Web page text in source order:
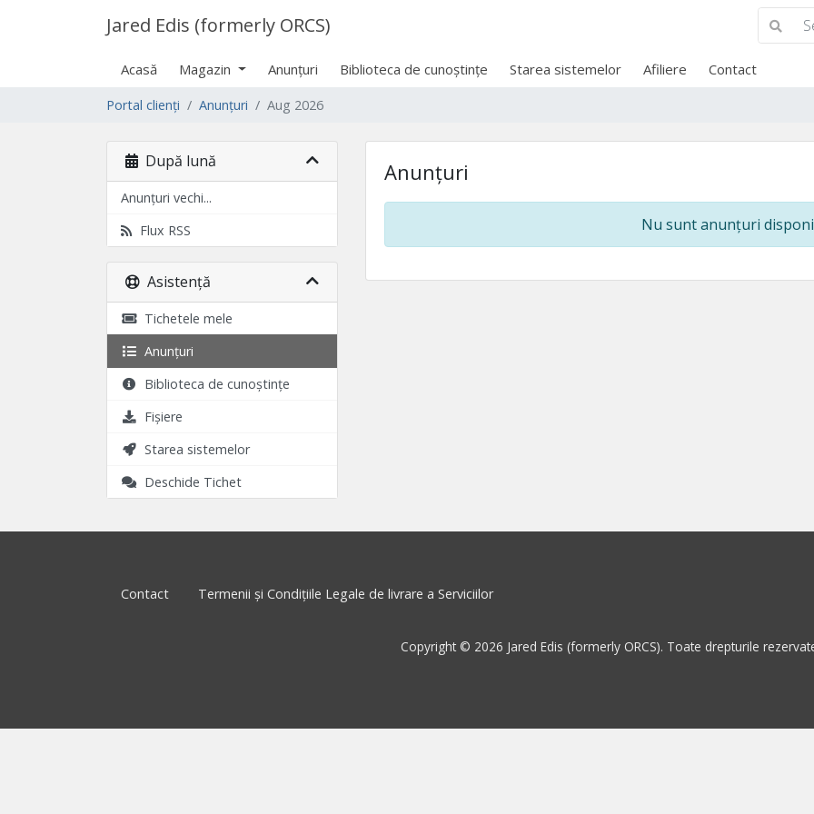
Jared Edis (formerly ORCS)
Acasă Magazin Anunțuri Biblioteca de cunoștințe Starea sistemelor Afiliere Contact
Portal clienți Anunțuri Aug 2026
După lună
Anunțuri vechi...
Flux RSS
Asistență
Tichetele mele
Anunțuri
Biblioteca de cunoștințe
Fișiere
Starea sistemelor
Deschide Tichet
Anunțuri
Nu sunt anunțuri
Contact Termenii și Condițiile Legale de livrare a Serviciilor
Copyright © 2026 Jared Edis (formerly ORCS). Toate drepturile